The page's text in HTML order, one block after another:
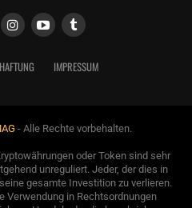
HAFTUNG IMPRESSUM
- Alle Rechte vorbehalten.
oder Token sind sehr
unreguliert. Jeder, der dies in
gesamte Investition zu verlieren.
Verwendung in Rechtsordnungen